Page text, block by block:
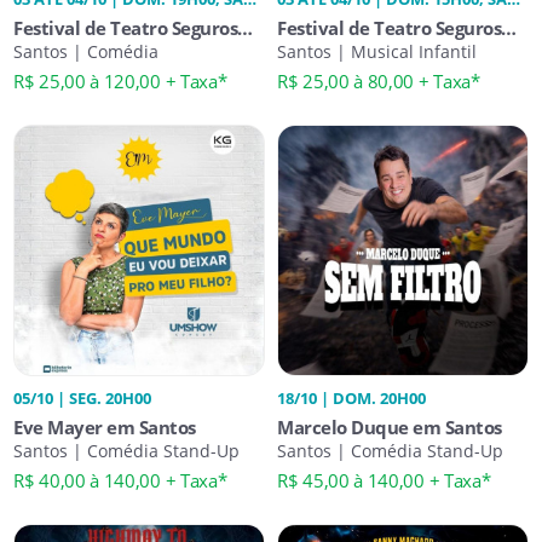
20H00
Festival de Teatro Seguros
Unimed - Toc Toc
Santos | Comédia
R$ 25,00 à 120,00 + Taxa*
15H00
Festival de Teatro Seguros
Unimed - Rapunzel
Santos | Musical Infantil
R$ 25,00 à 80,00 + Taxa*
05/10 | SEG. 20H00
Eve Mayer em Santos
Santos | Comédia Stand-Up
R$ 40,00 à 140,00 + Taxa*
18/10 | DOM. 20H00
Marcelo Duque em Santos
Santos | Comédia Stand-Up
R$ 45,00 à 140,00 + Taxa*